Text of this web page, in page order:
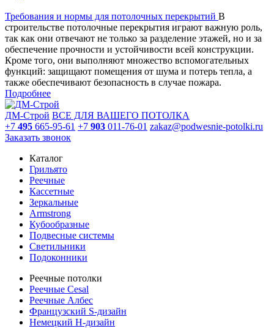
Требования и нормы для потолочных перекрытий В
строительстве потолочные перекрытия играют важную роль,
так как они отвечают не только за разделение этажей, но и за
обеспечение прочности и устойчивости всей конструкции.
Кроме того, они выполняют множество вспомогательных
функций: защищают помещения от шума и потерь тепла, а
также обеспечивают безопасность в случае пожара.
Подробнее
ДМ-Строй ВСЕ ДЛЯ ВАШЕГО ПОТОЛКА
+7 495 665-95-61 +7 903 011-76-01 zakaz@podwesnie-potolki.ru
Заказать звонок
Каталог
Грильято
Реечные
Кассетные
Зеркальные
Armstrong
Кубообразные
Подвесные системы
Светильники
Подоконники
Реечные потолки
Реечные Cesal
Реечные Албес
Французский S-дизайн
Немецкий H-дизайн